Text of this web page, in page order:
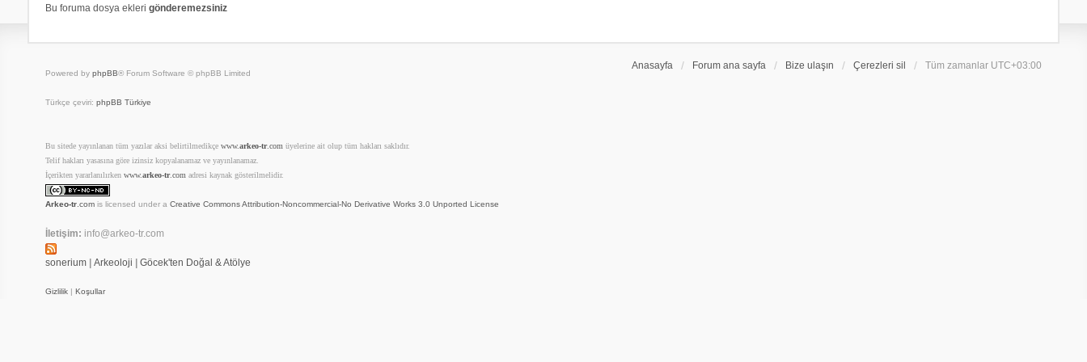
Bu foruma dosya ekleri gönderemezsiniz
Anasayfa Forum ana sayfa Bize ulaşın Çerezleri sil Tüm zamanlar UTC+03:00
Powered by phpBB® Forum Software © phpBB Limited
Türkçe çeviri: phpBB Türkiye
Bu sitede yayınlanan tüm yazılar aksi belirtilmedikçe www.arkeo-tr.com üyelerine ait olup tüm hakları saklıdır.
Telif hakları yasasına göre izinsiz kopyalanamaz ve yayınlanamaz.
İçerikten yararlanılırken www.arkeo-tr.com adresi kaynak gösterilmelidir.
Arkeo-tr.comis licensed under a Creative Commons Attribution-Noncommercial-No Derivative Works 3.0 Unported License
İletişim: info@arkeo-tr.com
sonerium Arkeoloji Göcek'ten Doğal & Atölye
Gizlilik| Koşullar